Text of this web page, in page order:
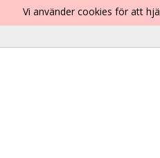
Vi använder cookies för att